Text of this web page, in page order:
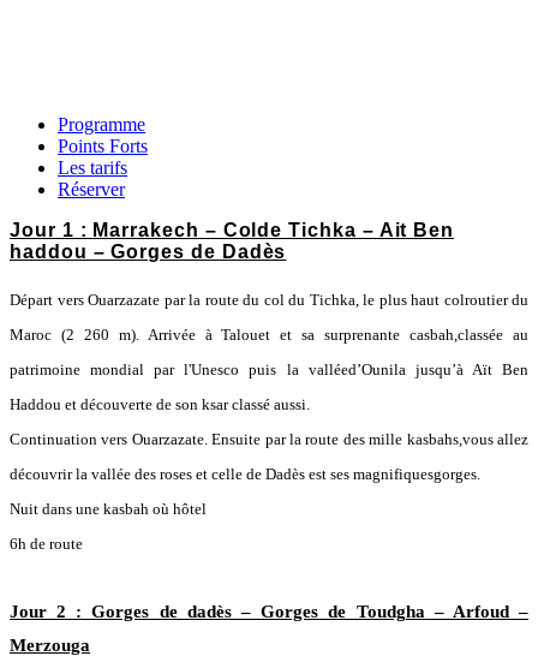
Programme
Points Forts
Les tarifs
Réserver
Jour 1 : Marrakech – Colde Tichka – Ait Ben
haddou – Gorges de Dadès
Départ vers Ouarzazate par la route du col du Tichka, le plus haut colroutier du
Maroc (2 260 m). Arrivée à Talouet et sa surprenante casbah,classée au
patrimoine mondial par l'Unesco puis la valléed’Ounila jusqu’à Aït Ben
Haddou et découverte de son ksar classé aussi.
Continuation vers Ouarzazate. Ensuite par la route des mille kasbahs,vous allez
découvrir la vallée des roses et celle de Dadès est ses magnifiquesgorges.
Nuit dans une kasbah où hôtel
6h de route
Jour 2 : Gorges de dadès – Gorges de Toudgha – Arfoud –
Merzouga